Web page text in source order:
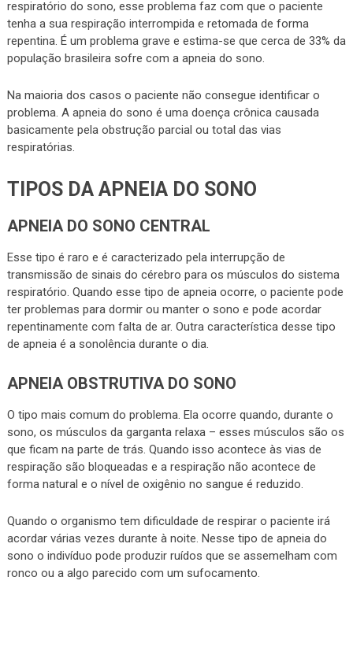
respiratório do sono, esse problema faz com que o paciente
tenha a sua respiração interrompida e retomada de forma
repentina. É um problema grave e estima-se que cerca de 33% da
população brasileira sofre com a apneia do sono.
Na maioria dos casos o paciente não consegue identificar o
problema. A apneia do sono é uma doença crônica causada
basicamente pela obstrução parcial ou total das vias
respiratórias.
TIPOS DA APNEIA DO SONO
APNEIA DO SONO CENTRAL
Esse tipo é raro e é caracterizado pela interrupção de
transmissão de sinais do cérebro para os músculos do sistema
respiratório. Quando esse tipo de apneia ocorre, o paciente pode
ter problemas para dormir ou manter o sono e pode acordar
repentinamente com falta de ar. Outra característica desse tipo
de apneia é a sonolência durante o dia.
APNEIA OBSTRUTIVA DO SONO
O tipo mais comum do problema. Ela ocorre quando, durante o
sono, os músculos da garganta relaxa – esses músculos são os
que ficam na parte de trás. Quando isso acontece às vias de
respiração são bloqueadas e a respiração não acontece de
forma natural e o nível de oxigênio no sangue é reduzido.
Quando o organismo tem dificuldade de respirar o paciente irá
acordar várias vezes durante à noite. Nesse tipo de apneia do
sono o indivíduo pode produzir ruídos que se assemelham com
ronco ou a algo parecido com um sufocamento.